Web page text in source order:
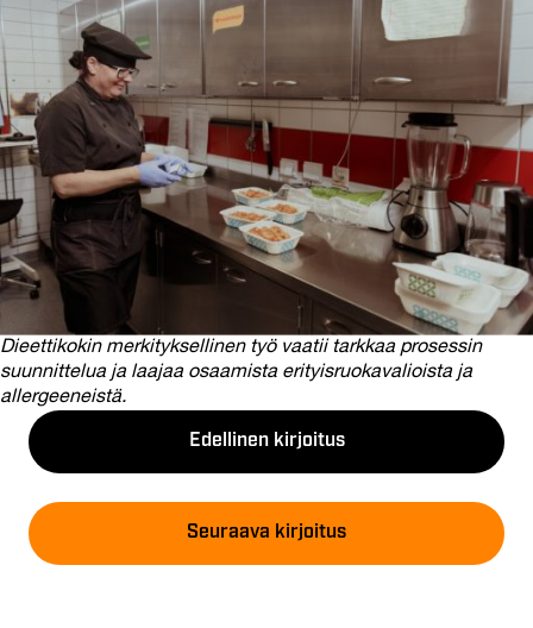
Dieettikokin merkityksellinen työ vaatii tarkkaa prosessin
suunnittelua ja laajaa osaamista erityisruokavalioista ja
allergeeneistä.
Edellinen kirjoitus
Seuraava kirjoitus